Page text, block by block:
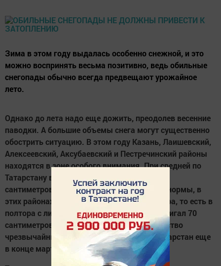
Зима в этом году выдалась особенно снежной, и это
можно воспринять весьма позитивно, ведь обильные
снегопады обычно всегда предвещают урожайное
лето.
Однако до лета надо еще дожить, преодолев весенние
паводки. А большие объемы снега могут существенно
обострить ситуацию. В этом году Казань, Лаишевский,
Алексеевский, Аксубаевский и Пестречинский районы
находятся в зоне особого внимания. При средней по
Татарстану высоте снежного покрова в 47
сантиметров, что на 14 сантиметров выше нормы, в
этих районах он был толще на 23 сантиметра, то есть в
полтора с лишним раза выше нормы и достигал 70
сантиметров. Об этом сообщало Министерство
чрезвычайных ситуаций по Республики Татарстан еще
в конце марта.